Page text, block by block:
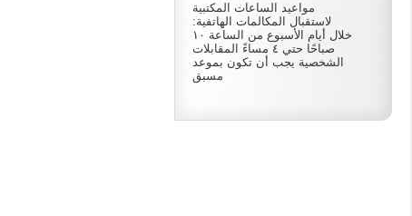
مواعيد الساعات المكتبية
لاستقبال المكالمات الهاتفية:
خلال أيام الأسبوع من الساعة ١٠
صباحًا حتي ٤ مساءً المقابلات
الشخصية يجب أن تكون بموعد
مسبق